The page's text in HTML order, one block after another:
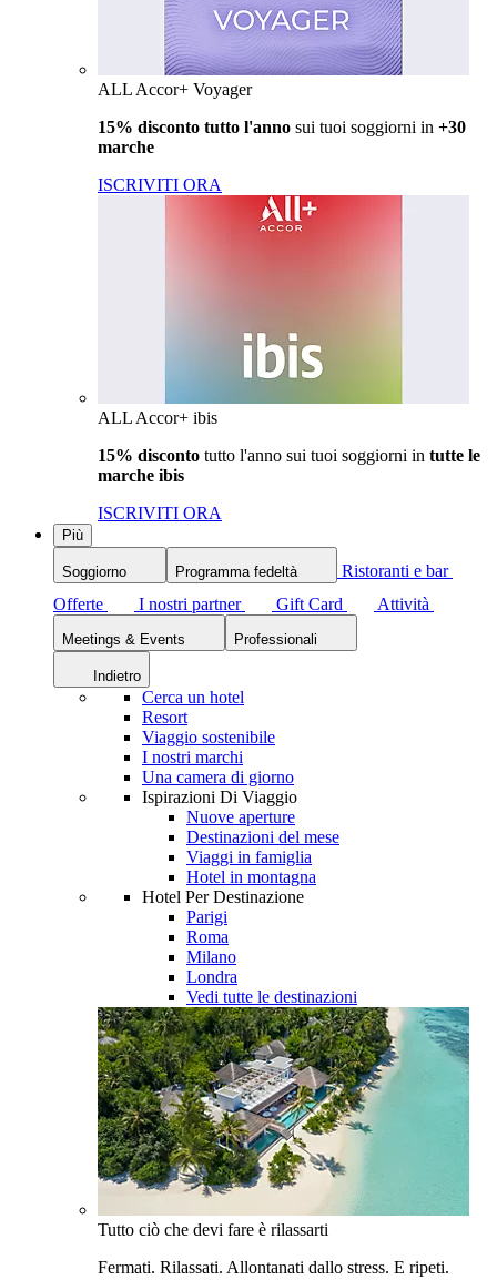
ALL Accor+ Voyager
15% disconto tutto l'anno sui tuoi soggiorni in +30
marche
ISCRIVITI ORA
ALL Accor+ ibis
15% disconto tutto l'anno sui tuoi soggiorni in tutte le
marche ibis
ISCRIVITI ORA
Più
Soggiorno Programma fedeltà
Ristoranti e bar
Offerte
I nostri partner Gift Card Attività
Meetings & Events Professionali
Indietro
Cerca un hotel
Resort
Viaggio sostenibile
I nostri marchi
Una camera di giorno
Ispirazioni Di Viaggio
Nuove aperture
Destinazioni del mese
Viaggi in famiglia
Hotel in montagna
Hotel Per Destinazione
Parigi
Roma
Milano
Londra
Vedi tutte le destinazioni
Tutto ciò che devi fare è rilassarti
Fermati. Rilassati. Allontanati dallo stress. E ripeti.